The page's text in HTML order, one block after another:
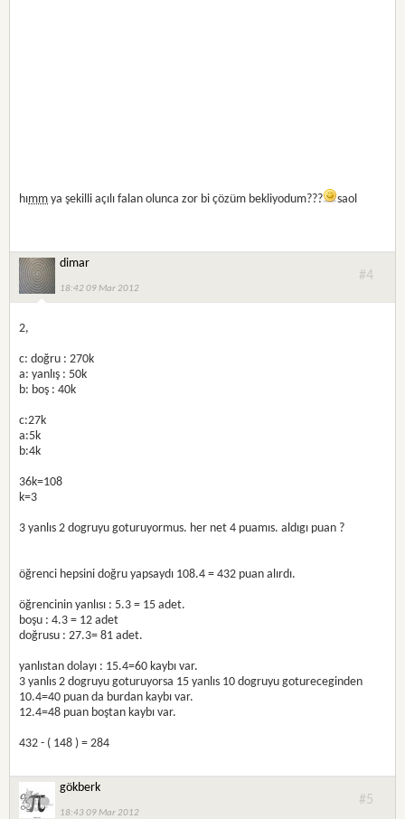
hımm ya şekilli açılı falan olunca zor bi çözüm bekliyodum??? saol
dimar
18:42 09 Mar 2012
#4
2,
c: doğru : 270k
a: yanlış : 50k
b: boş : 40k
c:27k
a:5k
b:4k
36k=108
k=3
3 yanlıs 2 dogruyu goturuyormus. her net 4 puamıs. aldıgı puan ?
öğrenci hepsini doğru yapsaydı 108.4 = 432 puan alırdı.
öğrencinin yanlısı : 5.3 = 15 adet.
boşu : 4.3 = 12 adet
doğrusu : 27.3= 81 adet.
yanlıstan dolayı : 15.4=60 kaybı var.
3 yanlıs 2 dogruyu goturuyorsa 15 yanlıs 10 dogruyu gotureceginden
10.4=40 puan da burdan kaybı var.
12.4=48 puan boştan kaybı var.
432 - ( 148 ) = 284
gökberk
18:43 09 Mar 2012
#5